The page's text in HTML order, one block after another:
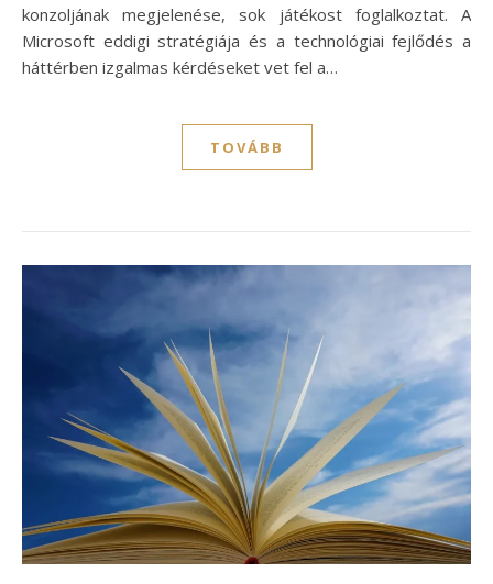
konzoljának megjelenése, sok játékost foglalkoztat. A
Microsoft eddigi stratégiája és a technológiai fejlődés a
háttérben izgalmas kérdéseket vet fel a…
TOVÁBB